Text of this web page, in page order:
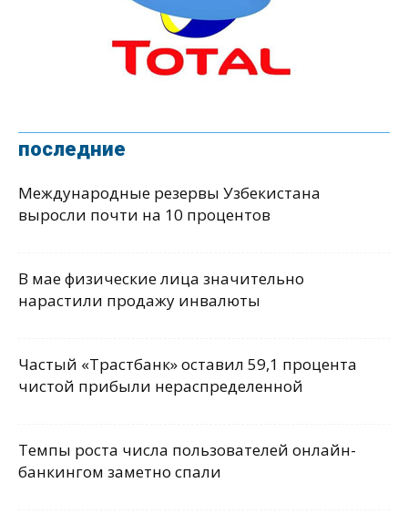
последние
Международные резервы Узбекистана
выросли почти на 10 процентов
В мае физические лица значительно
нарастили продажу инвалюты
Частый «Трастбанк» оставил 59,1 процента
чистой прибыли нераспределенной
Темпы роста числа пользователей онлайн-
банкингом заметно спали